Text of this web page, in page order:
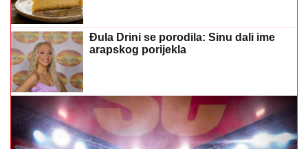
Đula Drini se porodila: Sinu dali ime
arapskog porijekla